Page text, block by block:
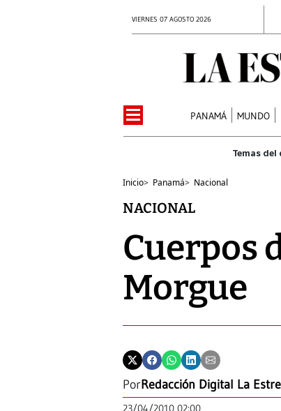
VIERNES 07 AGOSTO 2026
PANAMÁ MUNDO
Inicio> Panamá> Nacional
NACIONAL
Cuerpos
Morgue
PorRedacción Digital La
23/04/2010 02:00